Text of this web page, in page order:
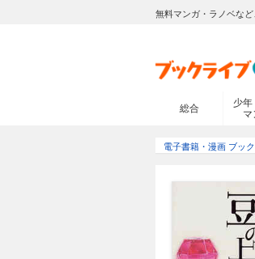
無料マンガ・ラノベな
総合
少
電子書籍・漫画 ブッ